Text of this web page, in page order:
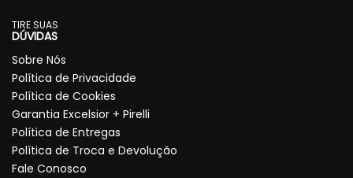
TIRE SUAS
DÚVIDAS
Sobre Nós
Política de Privacidade
Política de Cookies
Garantia Excelsior + Pirelli
Política de Entregas
Política de Troca e Devolução
Fale Conosco